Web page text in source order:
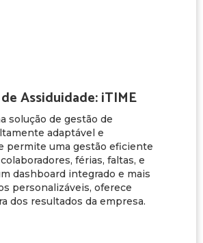
Assiduidade: iTIME
solução de gestão de
adaptável e
permite uma gestão eficiente
férias, faltas, e
dashboard integrado e mais
personalizáveis, oferece
dos resultados da empresa.